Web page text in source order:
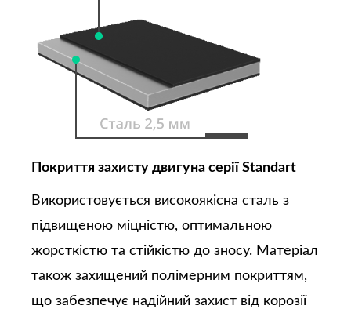
Покриття захисту двигуна серії Standart
Використовується високоякісна сталь з
підвищеною міцністю, оптимальною
жорсткістю та стійкістю до зносу. Матеріал
також захищений полімерним покриттям,
що забезпечує надійний захист від корозії